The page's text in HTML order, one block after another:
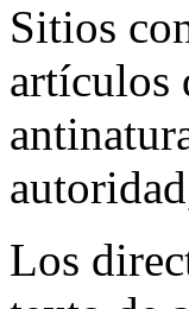
Sitios
artículos
Los